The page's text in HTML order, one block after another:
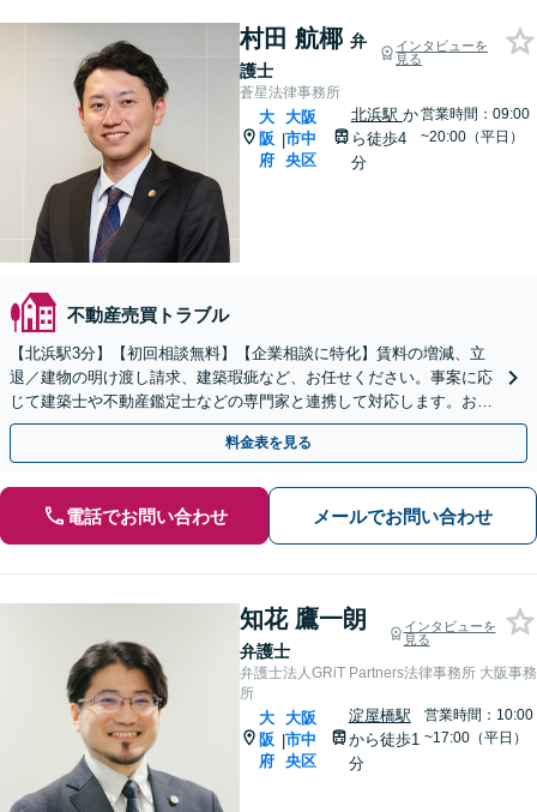
村田 航椰 弁
護士
インタビューを
見る
蒼星法律事務所
大
阪
府
|
大阪
市中
央区
北浜駅 か
ら徒歩4
分
営業時間：09:00
~20:00（平日）
不動産売買トラブル
【北浜駅3分】【初回相談無料】【企業相談に特化】賃料の増減、立
退／建物の明け渡し請求、建築瑕疵など、お任せください。事案に応
じて建築士や不動産鑑定士などの専門家と連携して対応します。お気
軽にご相談ください。【電話相談可】【夜間・土日対応可】
料金表を見る
電話でお問い合わせ メールでお問い合わせ
知花 鷹一朗
弁護士
インタビューを
見る
弁護士法人GRiT Partners法律事務所 大阪事務
所
大
阪
府
|
大阪
市中
央区
淀屋橋駅
から徒歩1
分
営業時間：10:00
~17:00（平日）